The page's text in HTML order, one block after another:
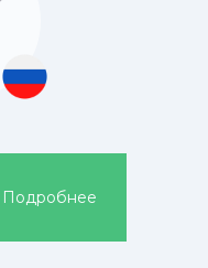
Подробнее